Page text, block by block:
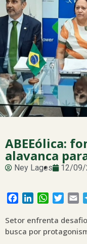
ABEEólica:
alavanca
Ney Lages 12/09/
Facebook
LinkedInWhatsApp
Setor enfrenta
busca por